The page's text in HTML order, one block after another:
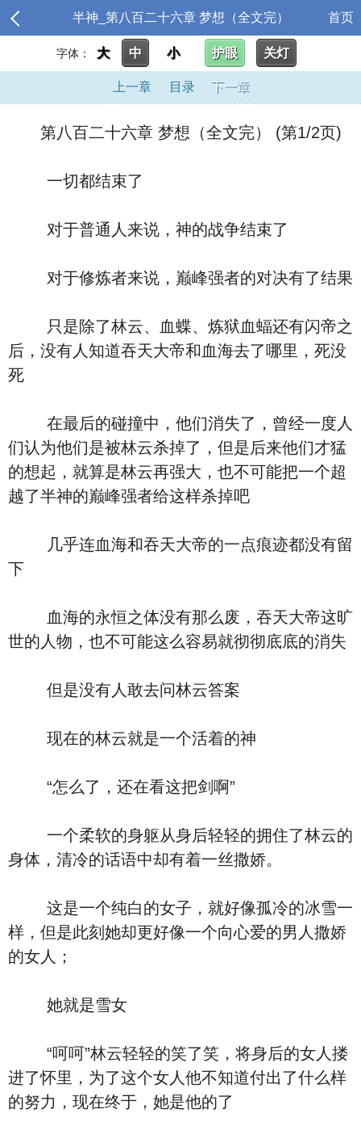
半神_第八百二十六章 梦想（全文完） 首页
字体： 大 中 小 护眼 关灯
上一章 目录 下一章
第八百二十六章 梦想（全文完） (第1/2页)
一切都结束了
对于普通人来说，神的战争结束了
对于修炼者来说，巅峰强者的对决有了结果
只是除了林云、血蝶、炼狱血蝠还有闪帝之
后，没有人知道吞天大帝和血海去了哪里，死没
死
在最后的碰撞中，他们消失了，曾经一度人
们认为他们是被林云杀掉了，但是后来他们才猛
的想起，就算是林云再强大，也不可能把一个超
越了半神的巅峰强者给这样杀掉吧
几乎连血海和吞天大帝的一点痕迹都没有留
下
血海的永恒之体没有那么废，吞天大帝这旷
世的人物，也不可能这么容易就彻彻底底的消失
但是没有人敢去问林云答案
现在的林云就是一个活着的神
“怎么了，还在看这把剑啊”
一个柔软的身躯从身后轻轻的拥住了林云的
身体，清冷的话语中却有着一丝撒娇。
这是一个纯白的女子，就好像孤冷的冰雪一
样，但是此刻她却更好像一个向心爱的男人撒娇
的女人；
她就是雪女
“呵呵”林云轻轻的笑了笑，将身后的女人搂
进了怀里，为了这个女人他不知道付出了什么样
的努力，现在终于，她是他的了